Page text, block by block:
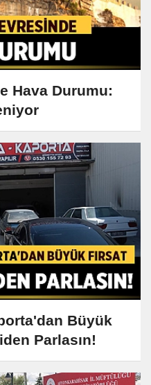
Hava Durumu:
Büyük
Parlasın!